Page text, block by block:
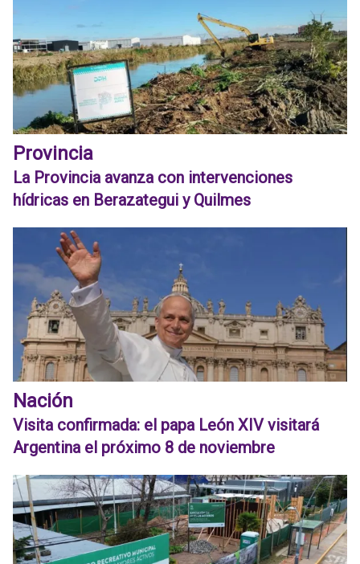
Provincia
La Provincia avanza con intervenciones
hídricas en Berazategui y Quilmes
Nación
Visita confirmada: el papa León XIV visitará
Argentina el próximo 8 de noviembre